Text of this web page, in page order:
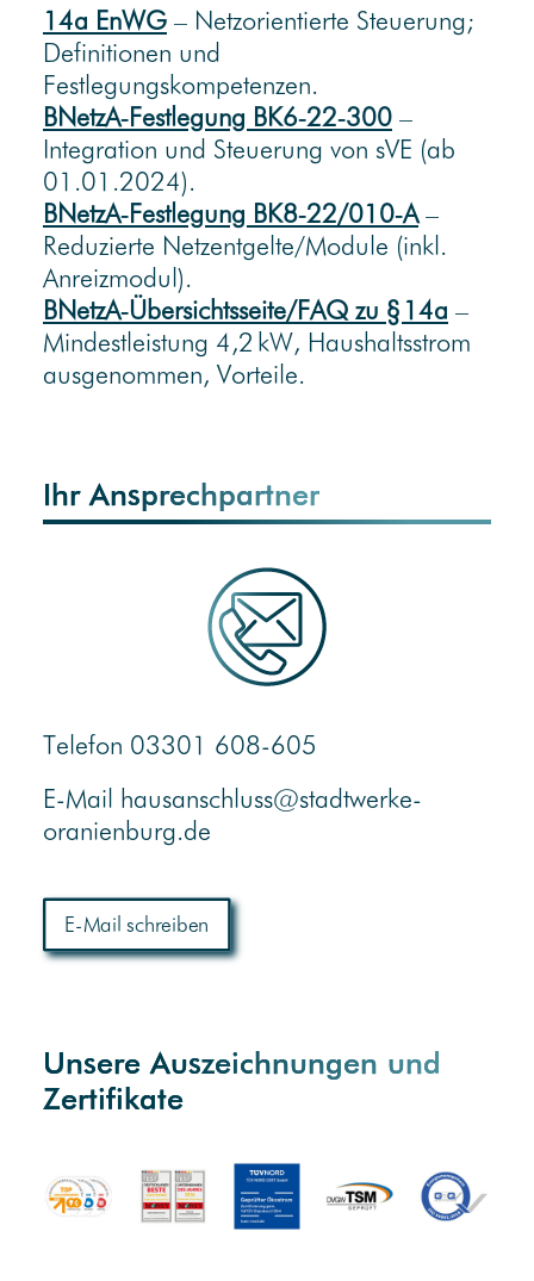
14a EnWG – Netzorientierte Steuerung;
Definitionen und
Festlegungskompetenzen.
BNetzA‑Festlegung BK6‑22‑300 –
Integration und Steuerung von sVE (ab
01.01.2024).
BNetzA‑Festlegung BK8‑22/010‑A–
Reduzierte Netzentgelte/Module (inkl.
Anreizmodul).
BNetzA‑Übersichtsseite/FAQ zu § 14a –
Mindestleistung 4,2 kW, Haushaltsstrom
ausgenommen, Vorteile.
Ihr Ansprechpartner
Telefon 03301 608-605
E-Mail hausanschluss@stadtwerke-
oranienburg.de
E-Mail schreiben
Unsere Auszeichnungen und
Zertifikate